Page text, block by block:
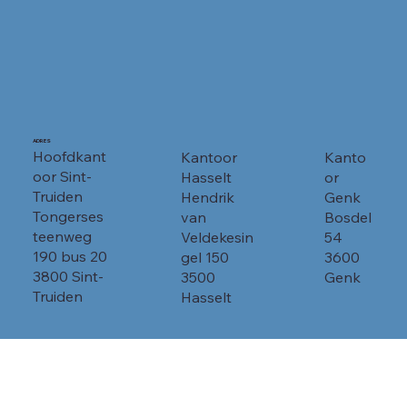
ADRES
Hoofdkant
oor Sint-
Truiden
Tongerses
teenweg
190 bus 20
3800 Sint-
Truiden
Kantoor
Hasselt
Hendrik
van
Veldekesin
gel 150
3500
Hasselt
Kanto
or
Genk
Bosdel
54
3600
Genk